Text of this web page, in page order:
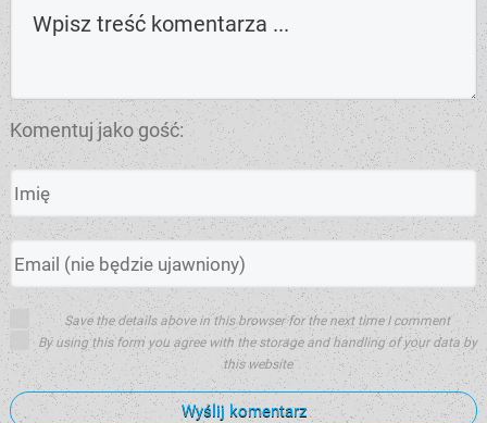
Komentuj jako gość:
Save the details above in this browser for the next time I comment
By using this form you agree with the storage and handling of your data by
this website
Wyślij komentarz